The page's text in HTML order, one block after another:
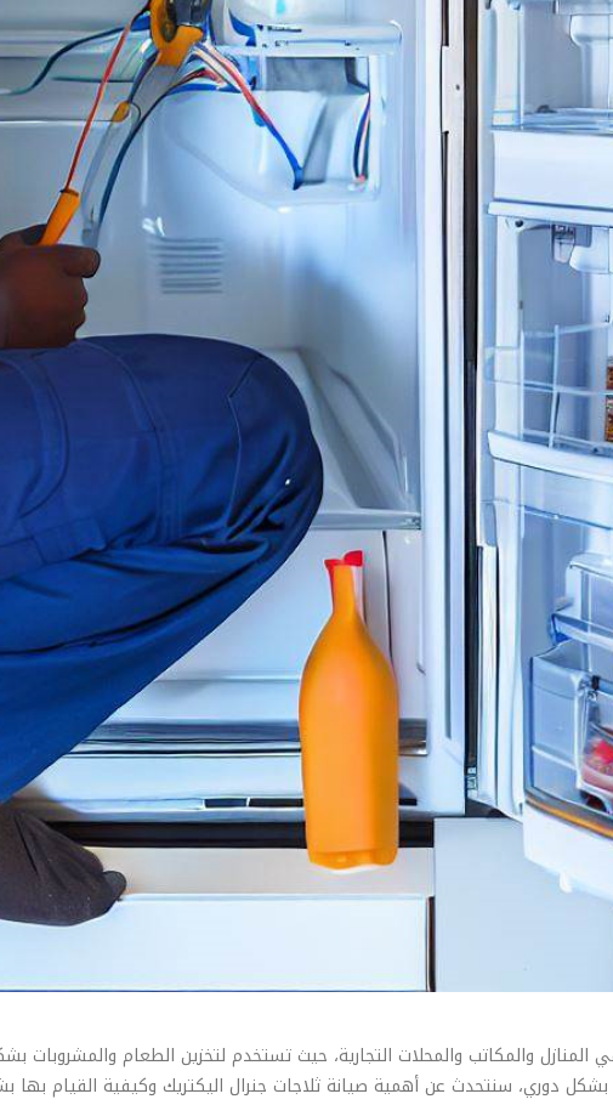
المنازل والمكاتب والمحلات التجارية، حيث تستخدم لتخزين الطعام
دوري، سنتحدث عن أهمية صيانة ثلاجات جنرال اليكتريك وكيفية القيام